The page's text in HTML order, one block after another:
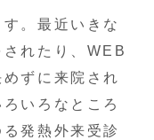
。最近いきな
れたり、WEB
ずに来院され
いろなところ
発熱外来受診